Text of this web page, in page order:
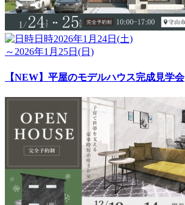
日時2026年1月24日(土)
～2026年1月25日(日)
【NEW】平屋のモデルハウス完成見学会